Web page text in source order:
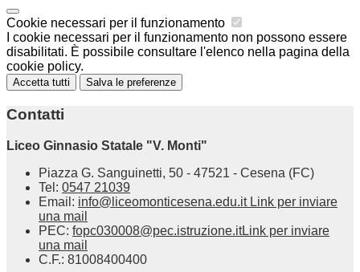
Cookie necessari per il funzionamento
I cookie necessari per il funzionamento non possono essere
disabilitati. È possibile consultare l'elenco nella pagina della
cookie policy.
Accetta tutti Salva le preferenze
Contatti
Liceo Ginnasio Statale "V. Monti"
Piazza G. Sanguinetti, 50 - 47521 - Cesena (FC)
Tel: 0547 21039
Email: info@liceomonticesena.edu.it Link per inviare
una mail
PEC: fopc030008@pec.istruzione.itLink per inviare
una mail
C.F.: 81008400400